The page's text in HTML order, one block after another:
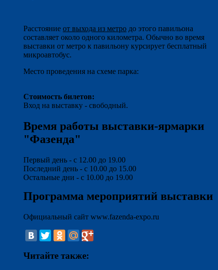
Расстояние от выхода из метро до этого павильона
составляет около одного километра. Обычно во время
выставки от метро к павильону курсирует бесплатный
микроавтобус.
Место проведения на схеме парка:
Стоимость билетов:
Вход на выставку - свободный.
Время работы выставки-ярмарки
"Фазенда"
Первый день - с 12.00 до 19.00
Последний день - с 10.00 до 15.00
Остальные дни - с 10.00 до 19.00
Программа мероприятий выставки
Официальный сайт www.fazenda-expo.ru
Читайте также: